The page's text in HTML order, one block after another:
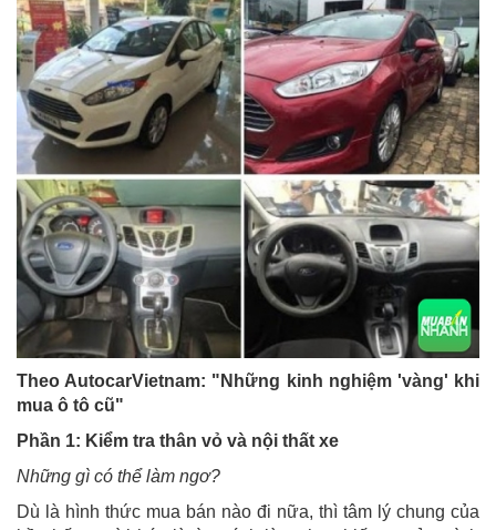
Theo AutocarVietnam: "Những kinh nghiệm 'vàng' khi
mua ô tô cũ"
Phần 1: Kiểm tra thân vỏ và nội thất xe
Những gì có thể làm ngơ?
Dù là hình thức mua bán nào đi nữa, thì tâm lý chung của